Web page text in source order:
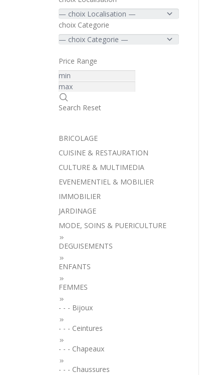
choix Categorie
Price Range
Search Reset
BRICOLAGE
CUISINE & RESTAURATION
CULTURE & MULTIMEDIA
EVENEMENTIEL & MOBILIER
IMMOBILIER
JARDINAGE
MODE, SOINS & PUERICULTURE
DEGUISEMENTS
ENFANTS
FEMMES
- - - Bijoux
- - - Ceintures
- - - Chapeaux
- - - Chaussures